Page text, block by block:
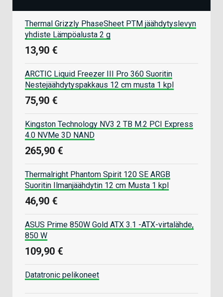
Thermal Grizzly PhaseSheet PTM jäähdytyslevyn
yhdiste Lämpöalusta 2 g
13,90 €
ARCTIC Liquid Freezer III Pro 360 Suoritin
Nestejäähdytyspakkaus 12 cm musta 1 kpl
75,90 €
Kingston Technology NV3 2 TB M.2 PCI Express
4.0 NVMe 3D NAND
265,90 €
Thermalright Phantom Spirit 120 SE ARGB
Suoritin Ilmanjäähdytin 12 cm Musta 1 kpl
46,90 €
ASUS Prime 850W Gold ATX 3.1 -ATX-virtalähde,
850 W
109,90 €
Datatronic pelikoneet